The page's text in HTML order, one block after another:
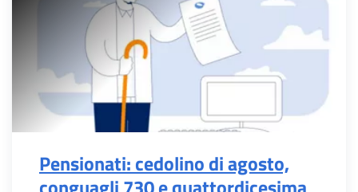
Pensionati: cedolino di agosto,